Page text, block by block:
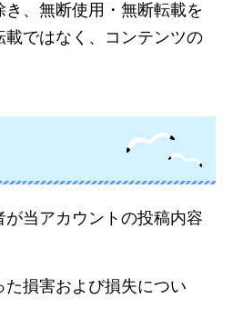
、無断使用・無断転載を
ではなく、コンテンツの
当アカウントの投稿内容
損害および損失につい